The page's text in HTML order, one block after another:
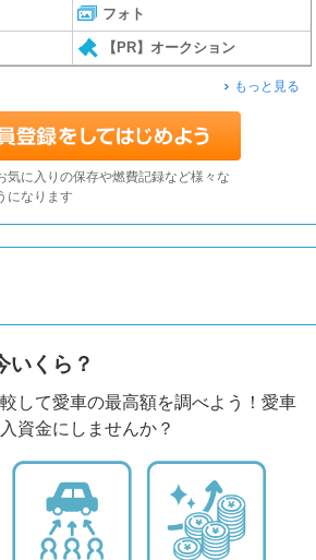
フォト
【PR】オークション
もっと見る
気に入りの保存や燃費記録など様々な
になります
いくら？
して愛車の最高額を調べよう！愛車
資金にしませんか？